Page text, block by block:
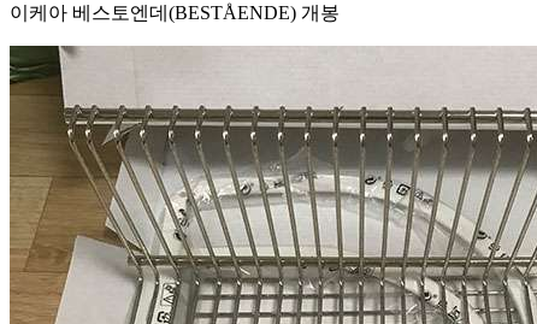
이케아 베스토엔데(BESTÅENDE) 개봉